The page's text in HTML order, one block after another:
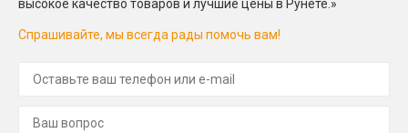
высокое качество товаров и лучшие цены в Рунете.»
Спрашивайте, мы всегда рады помочь вам!